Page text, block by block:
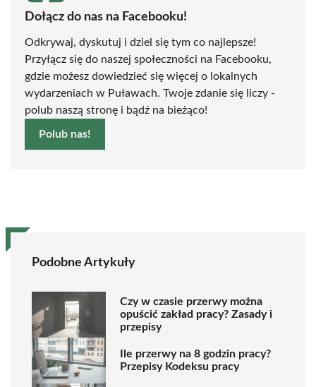
Dołącz do nas na Facebooku!
Odkrywaj, dyskutuj i dziel się tym co najlepsze!
Przyłącz się do naszej społeczności na Facebooku,
gdzie możesz dowiedzieć się więcej o lokalnych
wydarzeniach w Puławach. Twoje zdanie się liczy -
polub naszą stronę i bądź na bieżąco!
Polub nas!
Podobne Artykuły
Czy w czasie przerwy można
opuścić zakład pracy? Zasady i
przepisy
Ile przerwy na 8 godzin pracy?
Przepisy Kodeksu pracy